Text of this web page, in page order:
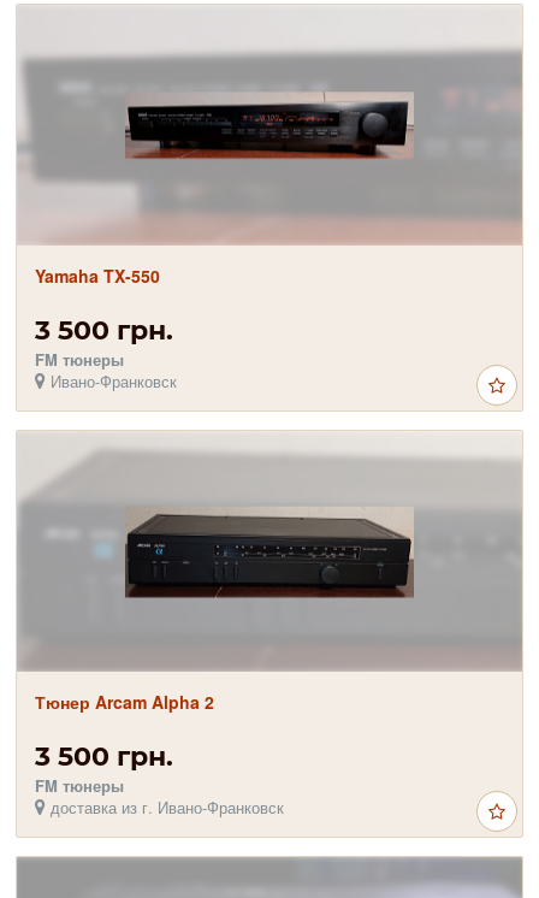
Yamaha TX-550
3 500 грн.
FM тюнеры
Ивано-Франковск
Тюнер Arcam Alpha 2
3 500 грн.
FM тюнеры
доставка из г. Ивано-Франковск